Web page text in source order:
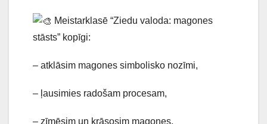
Meistarklasē “Ziedu valoda: magones
stāsts” kopīgi:
– atklāsim magones simbolisko nozīmi,
– ļausimies radošam procesam,
– zīmēsim un krāsosim magones,